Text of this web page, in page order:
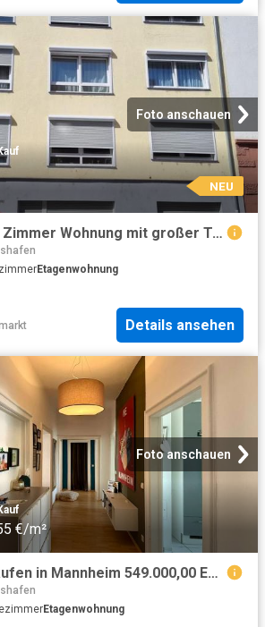
Foto anschauen
NEU
Provisionsfrei: 3 Zimmer Wohnung mit großer Terrasse
Etagenwohnung
Details ansehen
Foto anschauen
€/m²
Wohnung zum Kaufen in Mannheim 549.000,00 EUR 129.7 m²
Etagenwohnung